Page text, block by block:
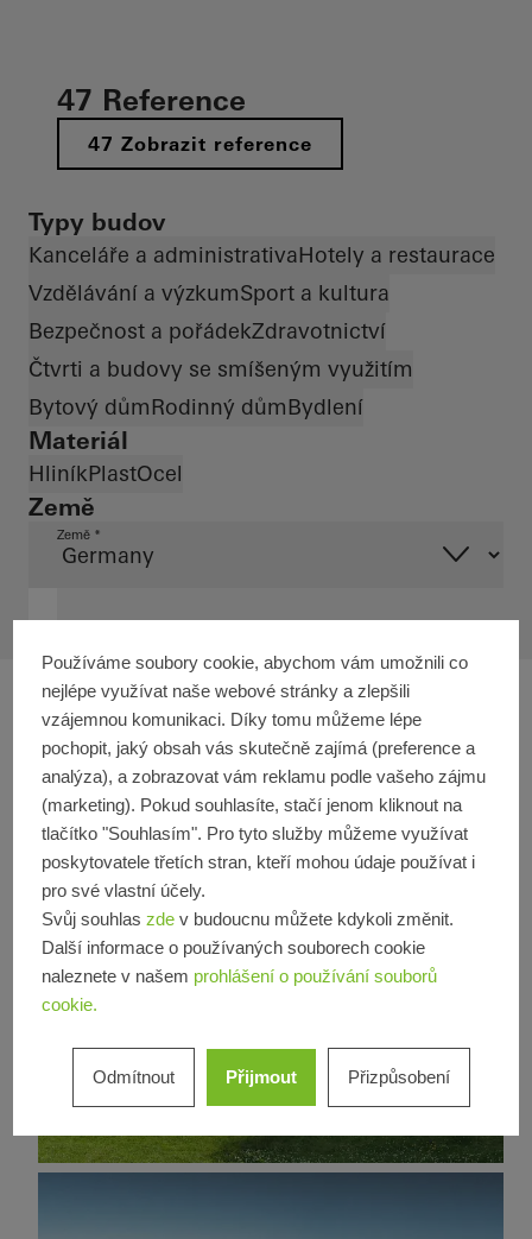
47 Reference
47 Zobrazit reference
Typy budov
Kanceláře a administrativaHotely a restaurace
Vzdělávání a výzkumSport a kultura
Bezpečnost a pořádekZdravotnictví
Čtvrti a budovy se smíšeným využitím
Bytový důmRodinný důmBydlení
Materiál
HliníkPlastOcel
Země
Země *
Čtvrti a
budovy se
smíšeným
využitím
Novostavba
Wohnkomplex an der
Používáme soubory cookie, abychom vám umožnili co
nejlépe využívat naše webové stránky a zlepšili
vzájemnou komunikaci. Díky tomu můžeme lépe
pochopit, jaký obsah vás skutečně zajímá (preference a
analýza), a zobrazovat vám reklamu podle vašeho zájmu
(marketing). Pokud souhlasíte, stačí jenom kliknout na
tlačítko "Souhlasím". Pro tyto služby můžeme využívat
poskytovatele třetích stran, kteří mohou údaje používat i
pro své vlastní účely.
Svůj souhlas zde v budoucnu můžete kdykoli změnit.
Další informace o používaných souborech cookie
naleznete v našem prohlášení o používání souborů
cookie.
Odmítnout Přijmout Přizpůsobení